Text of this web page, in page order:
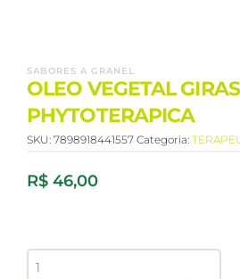
SABORES A GRANEL
OLEO VEGETAL
PHYTOTERAPICA
SKU: 7898918441557 Categoria:
R$ 46,00
VEGETAL